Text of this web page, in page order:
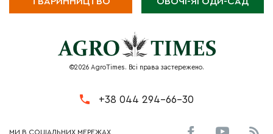
©2026 AgroTimes. Всі права застережено.
+38 044 294-66-30